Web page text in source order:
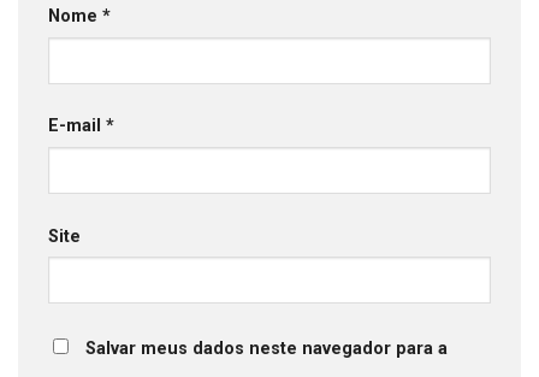
Nome *
E-mail *
Site
Salvar meus dados neste navegador para a